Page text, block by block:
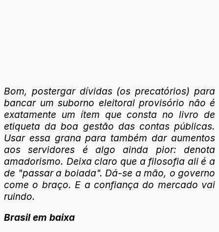
Bom, postergar dívidas (os precatórios) para
bancar um suborno eleitoral provisório não é
exatamente um ítem que consta no livro de
etiqueta da boa gestão das contas públicas.
Usar essa grana para também dar aumentos
aos servidores é algo ainda pior: denota
amadorismo. Deixa claro que a filosofia ali é a
de "passar a boiada". Dá-se a mão, o governo
come o braço. E a confiança do mercado vai
ruindo.
Brasil em baixa